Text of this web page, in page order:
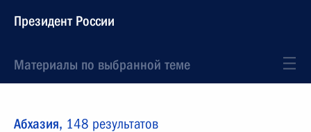
Президент России
Материалы по выбранной теме
Абхазия, 148 результатов